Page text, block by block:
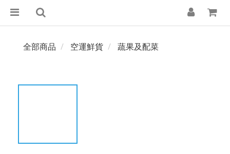
全部商品 空運鮮貨 蔬果及配菜